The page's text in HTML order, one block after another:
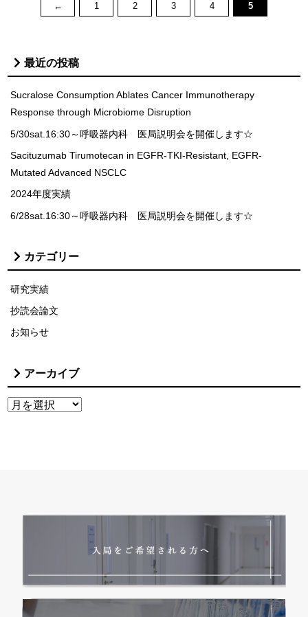
← 1 2 3 4 5
最近の投稿
Sucralose Consumption Ablates Cancer Immunotherapy
Response through Microbiome Disruption
5/30sat.16:30～呼吸器内科 医局説明会を開催します☆
Sacituzumab Tirumotecan in EGFR-TKI-Resistant, EGFR-
Mutated Advanced NSCLC
2024年度実績
6/28sat.16:30～呼吸器内科 医局説明会を開催します☆
カテゴリー
研究実績
抄読会論文
お知らせ
アーカイブ